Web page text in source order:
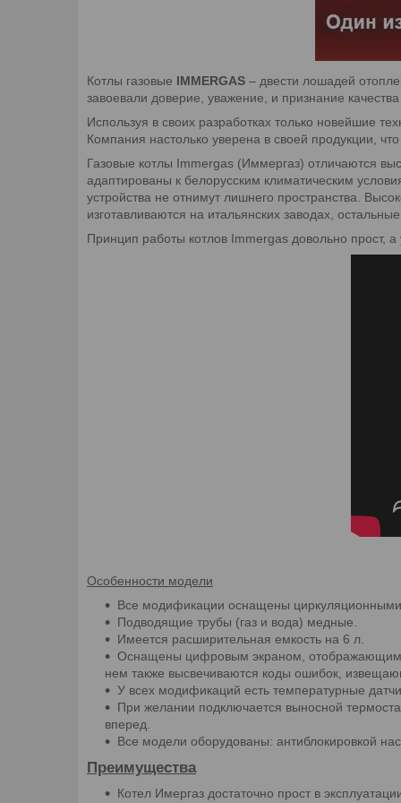
Котлы газовые IMMERGAS – двести лошадей
завоевали доверие, уважение, и признание
Используя в своих разработках только новейшие
Компания настолько уверена в своей продукции,
Газовые котлы Immergas (Иммергаз) отличаются
адаптированы к белорусским климатическим
устройства не отнимут лишнего пространства.
изготавливаются на итальянских заводах,
Принцип работы котлов Immergas довольно прост,
Особенности модели
Все модификации оснащены
Подводящие трубы (газ и вода) медные.
Имеется расширительная емкость на 6 л.
Оснащены цифровым экраном, отображающим
нем также высвечиваются коды ошибок,
У всех модификаций есть температурные
При желании подключается выносной
вперед.
Все модели оборудованы: антиблокировкой
Преимущества
Котел Имергаз достаточно прост в